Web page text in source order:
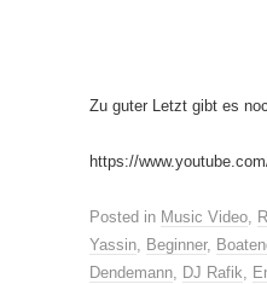
Zu guter Letzt gibt es
https://
Posted in Music Video
Yassin
Beginner,
Dendemann
DJ Rafik